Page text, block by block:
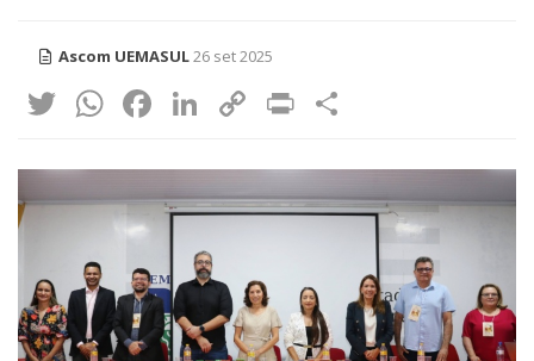
Ascom UEMASUL 26 set 2025
Twitter
WhatsApp
Facebook
LinkedIn
CopyPrint